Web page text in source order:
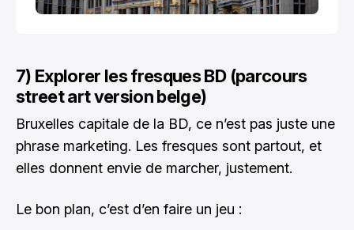
7) Explorer les fresques BD (parcours
street art version belge)
Bruxelles capitale de la BD, ce n’est pas juste une
phrase marketing. Les fresques sont partout, et
elles donnent envie de marcher, justement.
Le bon plan, c’est d’en faire un jeu :